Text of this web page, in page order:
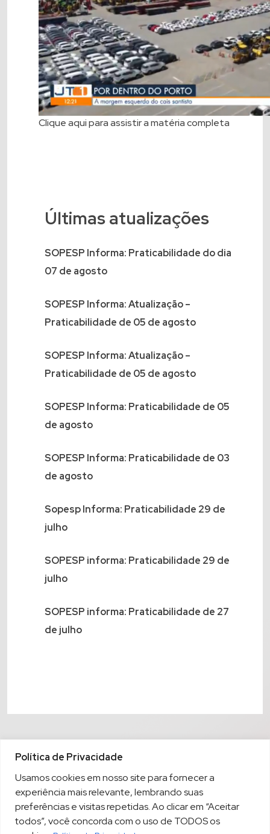
Política de Privacidade
Usamos cookies em nosso site para fornecer a
experiência mais relevante, lembrando suas
preferências e visitas repetidas. Ao clicar em “Aceitar
todos”, você concorda com o uso de TODOS os
Clique aquipara assistir a matéria completa
Últimas atualizações
SOPESP Informa: Praticabilidade do dia
07 de agosto
SOPESP Informa: Atualização –
Praticabilidade de 05 de agosto
SOPESP Informa: Atualização –
Praticabilidade de 05 de agosto
SOPESP Informa: Praticabilidade de 05
de agosto
SOPESP Informa: Praticabilidade de 03
de agosto
Sopesp Informa: Praticabilidade 29 de
julho
SOPESP informa: Praticabilidade 29 de
julho
SOPESP informa: Praticabilidade de 27
de julho